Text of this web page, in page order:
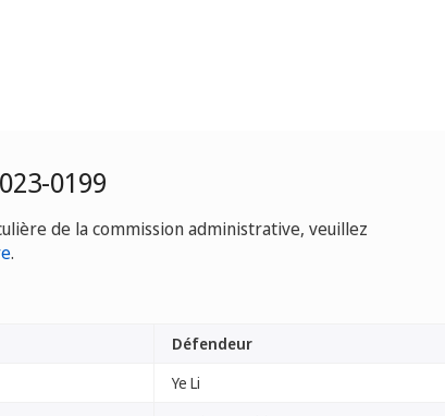
0199
de la commission administrative, veuillez
.
Défendeur
Ye Li